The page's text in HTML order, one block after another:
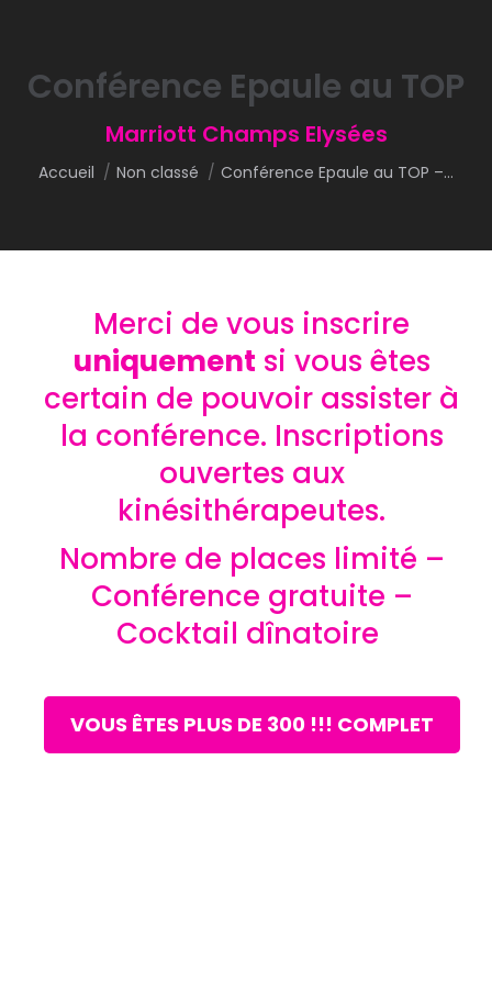
Conférence Epaule au TOP
Marriott Champs Elysées
Vous êtes ici :
Accueil Non classé Conférence Epaule au TOP –…
Merci de vous inscrire
uniquement si vous êtes
certain de pouvoir assister à
la conférence. Inscriptions
ouvertes aux
kinésithérapeutes.
Nombre de places limité –
Conférence gratuite –
Cocktail dînatoire
VOUS ÊTES PLUS DE 300 !!! COMPLET